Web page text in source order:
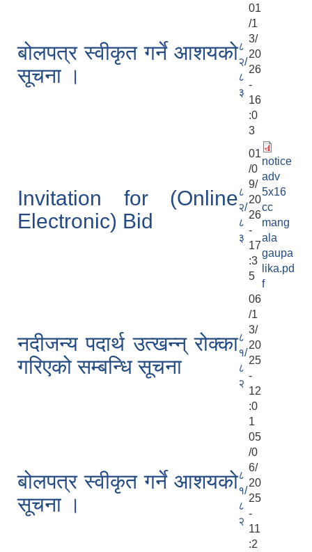
बोलपत्र स्वीकृत गर्ने आशयको
सूचना ।
८
२/
८
३
01
/1
3/
20
26
-
16
:0
3
Invitation for (Online
Electronic) Bid
८
२/
८
३
01
/0
9/
20
26
-
17
:3
5
notice
adv
5x16
cc
mang
ala
gaupa
lika.pd
f
नदीजन्य पदार्थ उत्खन्न् रोक्का
गरिएको सम्बन्धि सूचना
८
१/
८
२
06
/1
3/
20
25
-
12
:0
1
बोलपत्र स्वीकृत गर्ने आशयको
सूचना ।
८
१/
८
२
05
/0
6/
20
25
-
11
:2